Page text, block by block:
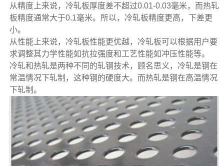
从精度上来说，冷轧板厚度差不超过0.01-0.03毫米，而热轧
板精度通常大于0.1毫米。所以，冷轧板精度更高，下差更
小。
从性能上来说，冷轧板性能更优越，冷轧板可以根据用户要
求调整其力学性能如抗拉强度和工艺性能如冲压性能等。
冷轧和热轧是两种不同的轧钢技术，顾名思义，冷轧是钢在
常温情况下轧制，这种钢的硬度大。而热轧是钢在高温情况
下轧制。